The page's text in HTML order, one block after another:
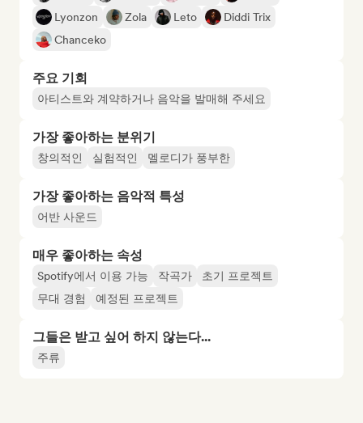
Lyonzon
Zola Leto
Diddi Trix
Chanceko
주요 기회
아티스트와 계약하거나 음악을 발매해 주세요
가장 좋아하는 분위기
창의적인 실험적인 멜로디가 풍부한
가장 좋아하는 음악적 특성
어반 사운드
매우 좋아하는 속성
Spotify에서 이용 가능 작곡가
초기 프로젝트
무대 경험
예정된 프로젝트
그들은 받고 싶어 하지 않는다...
주류